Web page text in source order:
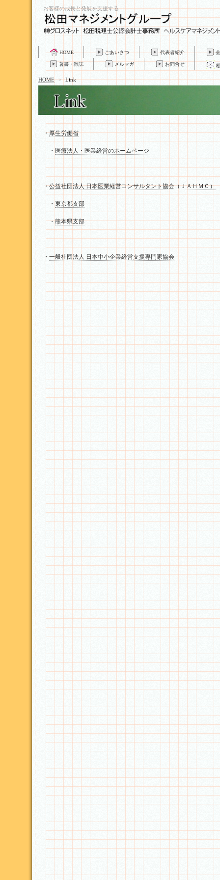
お客様の成長と発展を支援する
HOME ごあいさつ 代表者紹介
著書・雑誌 メルマガ お問合せ
HOME > Link
・厚生労働省
・医療法人・医業経営のホームページ
・公益社団法人 日本医業経営コンサルタント協会（ＪＡＨＭＣ）
・東京都支部
・熊本県支部
・一般社団法人 日本中小企業経営支援専門家協会